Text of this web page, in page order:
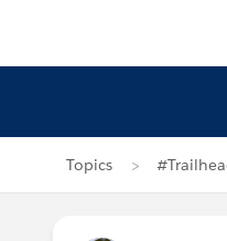
Topics